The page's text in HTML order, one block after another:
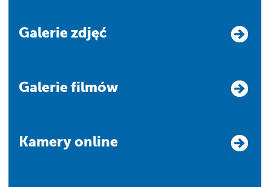
Galerie zdjęć
Galerie filmów
Kamery online